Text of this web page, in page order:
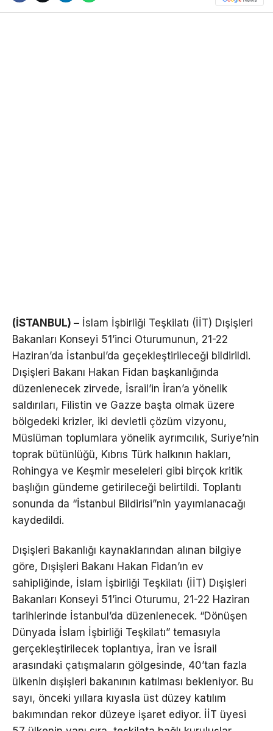
(İSTANBUL) – İslam İşbirliği Teşkilatı (İİT) Dışişleri
Bakanları Konseyi 51’inci Oturumunun, 21-22
Haziran’da İstanbul’da geçekleştirileceği bildirildi.
Dışişleri Bakanı Hakan Fidan başkanlığında
düzenlenecek zirvede, İsrail’in İran’a yönelik
saldırıları, Filistin ve Gazze başta olmak üzere
bölgedeki krizler, iki devletli çözüm vizyonu,
Müslüman toplumlara yönelik ayrımcılık, Suriye’nin
toprak bütünlüğü, Kıbrıs Türk halkının hakları,
Rohingya ve Keşmir meseleleri gibi birçok kritik
başlığın gündeme getirileceği belirtildi. Toplantı
sonunda da “İstanbul Bildirisi”nin yayımlanacağı
kaydedildi.
Dışişleri Bakanlığı kaynaklarından alınan bilgiye
göre, Dışişleri Bakanı Hakan Fidan’ın ev
sahipliğinde, İslam İşbirliği Teşkilatı (İİT) Dışişleri
Bakanları Konseyi 51’inci Oturumu, 21-22 Haziran
tarihlerinde İstanbul’da düzenlenecek. “Dönüşen
Dünyada İslam İşbirliği Teşkilatı” temasıyla
gerçekleştirilecek toplantıya, İran ve İsrail
arasındaki çatışmaların gölgesinde, 40’tan fazla
ülkenin dışişleri bakanının katılması bekleniyor. Bu
sayı, önceki yıllara kıyasla üst düzey katılım
bakımından rekor düzeye işaret ediyor. İİT üyesi